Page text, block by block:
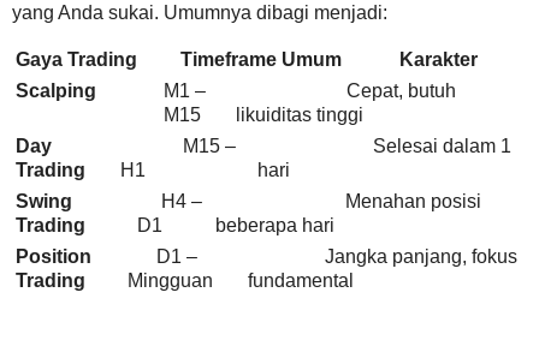
yang Anda sukai. Umumnya dibagi menjadi:
Gaya Trading Timeframe Umum
Karakter
Scalping
M1 –
M15
Cepat, butuh
likuiditas tinggi
Day
Trading
M15 –
H1
Selesai dalam 1
hari
Swing
Trading
H4 –
D1
Menahan posisi
beberapa hari
Position
Trading
D1 –
Mingguan
Jangka panjang, fokus
fundamental